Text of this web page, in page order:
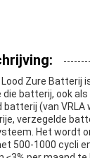
Lood Zure Batterij
die batterij, ook als
batterij (van VRLA
verzegelde
Het wordt
500-1000 cycli